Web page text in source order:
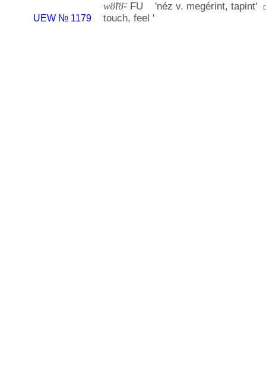
UEW № 1179
wȣ̈lȣ̈-FU 'néz v. megérint, tapint'
touch, feel '